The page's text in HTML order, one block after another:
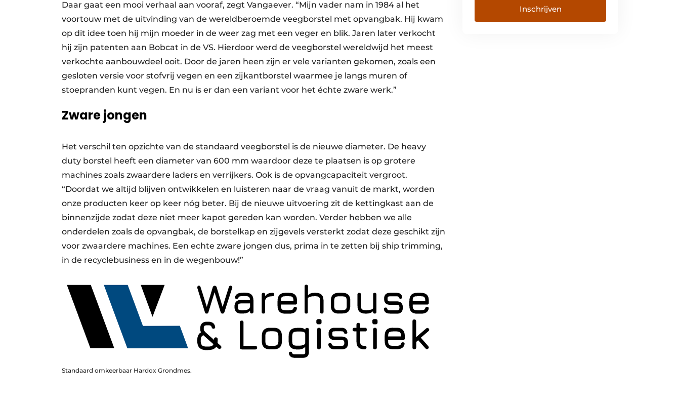
Daar gaat een mooi verhaal aan vooraf, zegt Vangaever. “Mijn vader nam in 1984 al het
voortouw met de uitvinding van de wereldberoemde veegborstel met opvangbak. Hij kwam
op dit idee toen hij mijn moeder in de weer zag met een veger en blik. Jaren later verkocht
hij zijn patenten aan Bobcat in de VS. Hierdoor werd de veegborstel wereldwijd het meest
verkochte aanbouwdeel ooit. Door de jaren heen zijn er vele varianten gekomen, zoals een
gesloten versie voor stofvrij vegen en een zijkantborstel waarmee je langs muren of
stoepranden kunt vegen. En nu is er dan een variant voor het échte zware werk.”
Zware jongen
Het verschil ten opzichte van de standaard veegborstel is de nieuwe diameter. De heavy
duty borstel heeft een diameter van 600 mm waardoor deze te plaatsen is op grotere
machines zoals zwaardere laders en verrijkers. Ook is de opvangcapaciteit vergroot.
“Doordat we altijd blijven ontwikkelen en luisteren naar de vraag vanuit de markt, worden
onze producten keer op keer nóg beter. Bij de nieuwe uitvoering zit de kettingkast aan de
binnenzijde zodat deze niet meer kapot gereden kan worden. Verder hebben we alle
onderdelen zoals de opvangbak, de borstelkap en zijgevels versterkt zodat deze geschikt zijn
voor zwaardere machines. Een echte zware jongen dus, prima in te zetten bij ship trimming,
in de recyclebusiness en in de wegenbouw!”
Standaard omkeerbaar Hardox Grondmes.
Inschrijven